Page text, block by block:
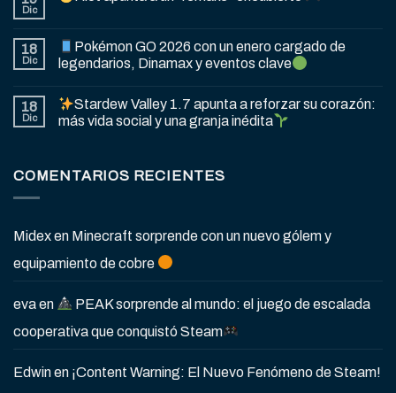
Dic
18
Dic
Pokémon GO 2026 con un enero cargado de
legendarios, Dinamax y eventos clave
18
Dic
Stardew Valley 1.7 apunta a reforzar su corazón:
más vida social y una granja inédita
COMENTARIOS RECIENTES
Midexen Minecraft sorprende con un nuevo gólem y
equipamiento de cobre
evaen
PEAK sorprende al mundo: el juego de escalada
cooperativa que conquistó Steam
Edwinen ¡Content Warning: El Nuevo Fenómeno de Steam!